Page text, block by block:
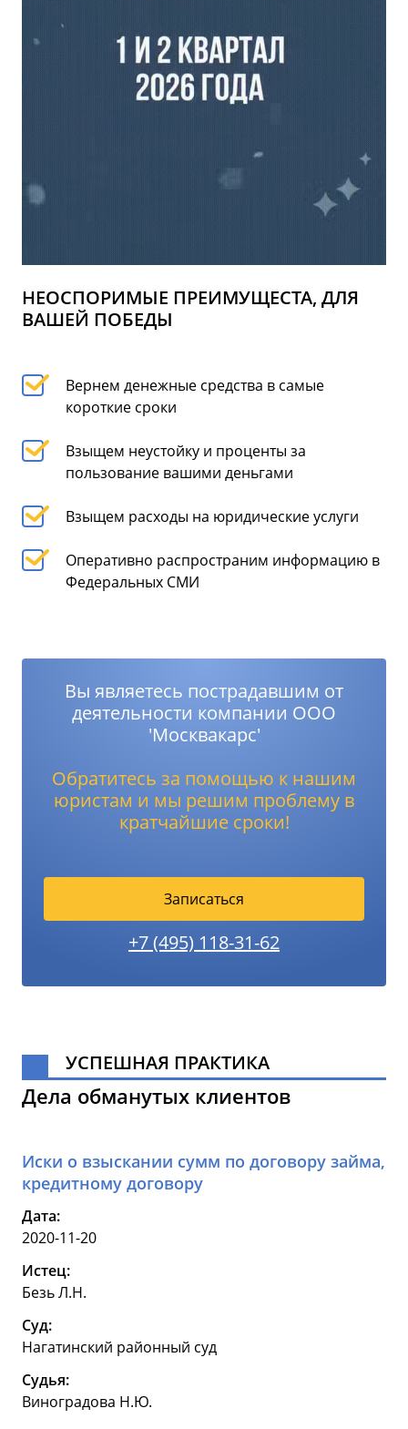
НЕОСПОРИМЫЕ ПРЕИМУЩЕСТА, ДЛЯ
ВАШЕЙ ПОБЕДЫ
Вернем денежные средства в самые
короткие сроки
Взыщем неустойку и проценты за
пользование вашими деньгами
Взыщем расходы на юридические услуги
Оперативно распространим информацию в
Федеральных СМИ
Вы являетесь пострадавшим от
деятельности компании ООО
'Москвакарс'
Обратитесь за помощью к нашим
юристам и мы решим проблему в
кратчайшие сроки!
Записаться
+7 (495) 118-31-62
УСПЕШНАЯ ПРАКТИКА
Дела обманутых клиентов
Иски о взыскании сумм по договору займа,
кредитному договору
Дата:
2020-11-20
Истец:
Безь Л.Н.
Суд:
Нагатинский районный суд
Судья:
Виноградова Н.Ю.